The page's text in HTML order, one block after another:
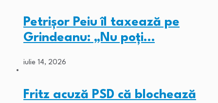
Petrișor Peiu îl taxează pe
Grindeanu: „Nu poți…
iulie 14, 2026
Fritz acuză PSD că blochează